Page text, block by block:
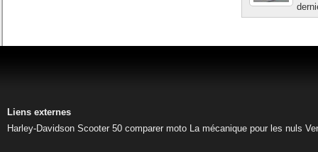
Liens externes
Harley-Davidson Scooter 50 comparer moto La mécanique pour les nuls